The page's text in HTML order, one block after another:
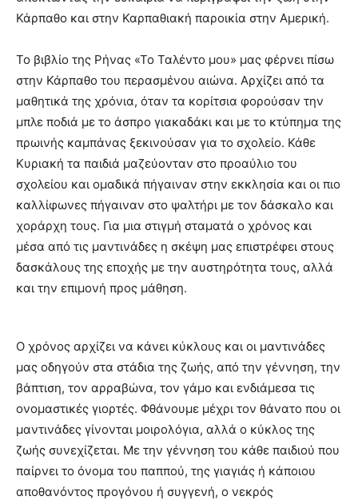
Κάρπαθο και στην Καρπαθιακή παροικία στην Αμερική.
Το βιβλίο της Ρήνας «Το Ταλέντο μου» μας φέρνει πίσω
στην Κάρπαθο του περασμένου αιώνα. Αρχίζει από τα
μαθητικά της χρόνια, όταν τα κορίτσια φορούσαν την
μπλε ποδιά με το άσπρο γιακαδάκι και με το κτύπημα της
πρωινής καμπάνας ξεκινούσαν για το σχολείο. Κάθε
Κυριακή τα παιδιά μαζεύονταν στο προαύλιο του
σχολείου και ομαδικά πήγαιναν στην εκκλησία και οι πιο
καλλίφωνες πήγαιναν στο ψαλτήρι με τον δάσκαλο και
χοράρχη τους. Για μια στιγμή σταματά ο χρόνος και
μέσα από τις μαντινάδες η σκέψη μας επιστρέφει στους
δασκάλους της εποχής με την αυστηρότητα τους, αλλά
και την επιμονή προς μάθηση.
Ο χρόνος αρχίζει να κάνει κύκλους και οι μαντινάδες
μας οδηγούν στα στάδια της ζωής, από την γέννηση, την
βάπτιση, τον αρραβώνα, τον γάμο και ενδιάμεσα τις
ονομαστικές γιορτές. Φθάνουμε μέχρι τον θάνατο που οι
μαντινάδες γίνονται μοιρολόγια, αλλά ο κύκλος της
ζωής συνεχίζεται. Με την γέννηση του κάθε παιδιού που
παίρνει το όνομα του παππού, της γιαγιάς ή κάποιου
αποθανόντος προγόνου ή συγγενή, ο νεκρός